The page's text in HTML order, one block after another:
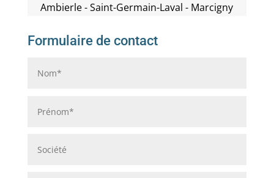
Ambierle - Saint-Germain-Laval - Marcigny
Formulaire de contact